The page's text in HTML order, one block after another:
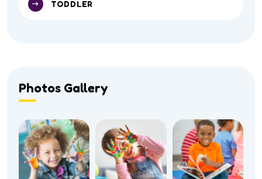
TODDLER
Photos Gallery